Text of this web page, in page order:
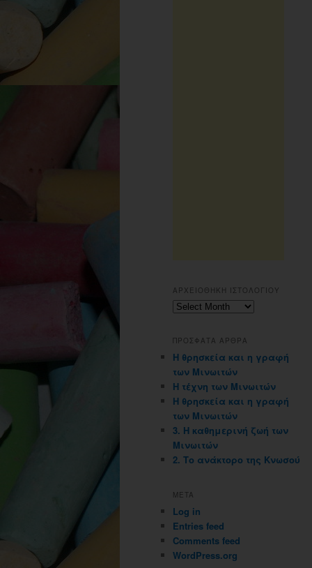
ΑΡΧΕΙΟΘΗΚΗ ΙΣΤΟΛΟΓΙΟΥ
Αρχειοθηκη
ΠΡΟΣΦΑΤΑ ΑΡΘΡΑ
Η θρησκεία και η γραφή
των Μινωιτών
Η τέχνη των Μινωιτών
Η θρησκεία και η γραφή
των Μινωιτών
3. Η καθημερινή ζωή των
Μινωιτών
2. Το ανάκτορο της Κνωσού
META
Log in
Entries feed
Comments feed
WordPress.org